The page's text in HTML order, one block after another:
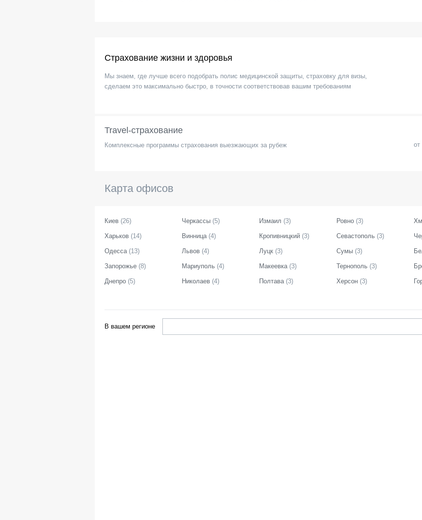
Страхование жизни и здоровья
Мы знаем, где лучше всего подобрать полис медицинской защиты, страховку для визы,
сделаем это максимально быстро, в точности соответствовав вашим требованиям
Travel-страхование
Комплексные программы страхования выезжающих за рубеж от
Карта офисов
Киев (26)
Харьков (14)
Одесса(13)
Запорожье (8)
Днепро (5)
Черкассы (5)
Винница(4)
Львов (4)
Мариуполь (4)
Николаев (4)
Измаил (3)
Кропивницкий (3)
Луцк (3)
Макеевка(3)
Полтава(3)
Ровно (3)
Севастополь (3)
Сумы (3)
Тернополь (3)
Херсон (3)
В вашем регионе